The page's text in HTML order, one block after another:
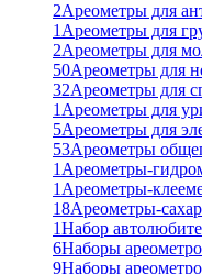
2Ареометры для
1 Ареометры для
2Ареометры для
50Ареометры для
32Ареометры для
1 Ареометры для
5Ареометры для
53Ареометры
1 Ареометры-
1 Ареометры-
18Ареометры-
1Набор
6Наборы
9Наборы